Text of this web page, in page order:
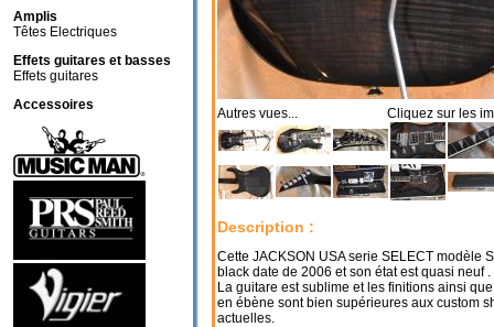
Autres vues... Cliquez sur les
Description :
Cette JACKSON USA serie SELECT modèle
black date de 2006 et son état est quasi neuf .
La guitare est sublime et les finitions ainsi
en ébène sont bien supérieures aux custom
actuelles.
Amplis
Têtes Electriques
Effets guitares et basses
Effets guitares
Accessoires